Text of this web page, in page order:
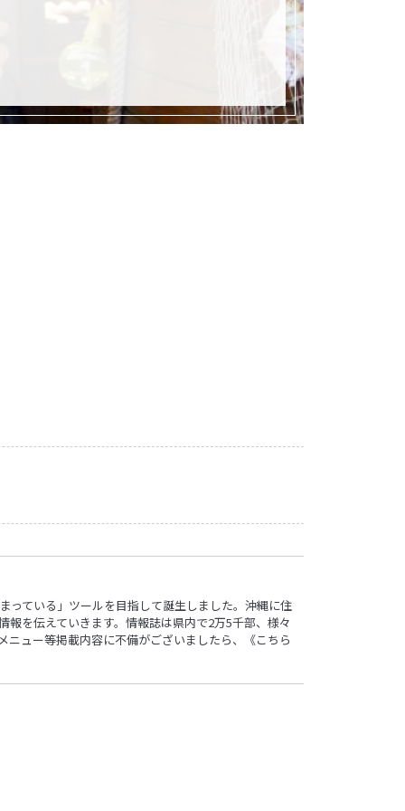
ている」ツールを目指して誕生しました。沖縄に住
を伝えていきます。情報誌は県内で2万5千部、様々
ュー等掲載内容に不備がございましたら、
《こちら